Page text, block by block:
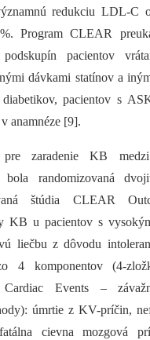
redukciu LDL-C
Program CLEAR
pacientov
dávkami statínov a
pacientov s
anamnéze [9].
zaradenie KB medzi
bola randomizovaná
štúdia CLEAR
KB u pacientov s
liečbu z dôvodu
4 komponentov (4-
Events –⁠
úmrtie z KV-príčin,
cievna mozgová